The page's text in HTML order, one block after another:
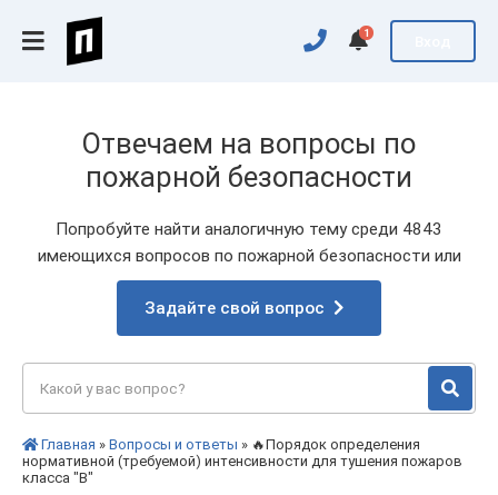
1
Отвечаем на вопросы по
пожарной безопасности
Попробуйте найти аналогичную тему среди 4843
имеющихся вопросов по пожарной безопасности или
Задайте свой вопрос
Главная » Вопросы и ответы » 🔥Порядок определения
нормативной (требуемой) интенсивности для тушения пожаров
класса "B"